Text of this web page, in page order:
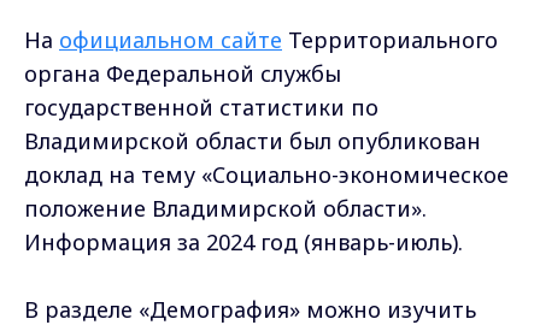
На официальном сайте Территориального
органа Федеральной службы
государственной статистики по
Владимирской области был опубликован
доклад на тему «Cоциально-экономическое
положение Владимирской области».
Информация за 2024 год (январь-июль).
В разделе «Демография» можно изучить